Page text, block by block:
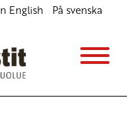
English På svenska
pois